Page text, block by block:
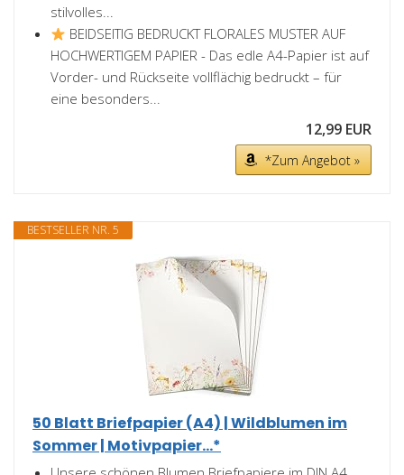
stilvolles...
BEIDSEITIG BEDRUCKT FLORALES MUSTER AUF
HOCHWERTIGEM PAPIER - Das edle A4-Papier ist auf
Vorder- und Rückseite vollflächig bedruckt – für
eine besonders...
12,99 EUR
*Zum Angebot »
BESTSELLER NR. 5
50 Blatt Briefpapier (A4) | Wildblumen im
Sommer | Motivpapier...*